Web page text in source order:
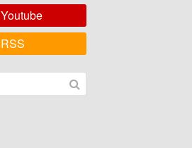
Youtube
RSS